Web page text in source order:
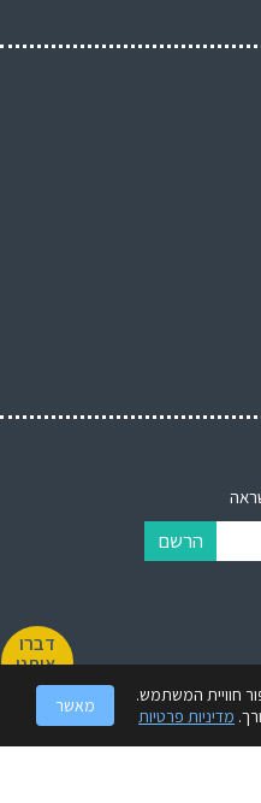
דברו
איתנו
הרשם
BrandWiz (ברנדוויז) הינה חברת מיתוג עסקי מובילה הקיימת מעל 30 שנה. אנו
מספקים ללקוחותינו מענה קריאטיבי ואיכותי תוך הסתכלות מקיפה 360° על
חוויית המשתמש.
מדיניות פרטיות מאשר